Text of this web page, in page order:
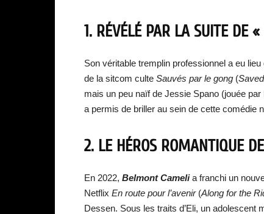
1. RÉVÉLÉ PAR LA SUITE DE
Son véritable tremplin professionnel a eu
de la sitcom culte Sauvés par le gong (
mais un peu naïf de Jessie Spano (jouée
a permis de briller au sein de cette comédie
2. LE HÉROS ROMANTIQUE
En 2022, Belmont Camelia franchi un
Netflix En route pour l’avenir(Along for the
Dessen. Sous les traits d’Eli, un adolescent